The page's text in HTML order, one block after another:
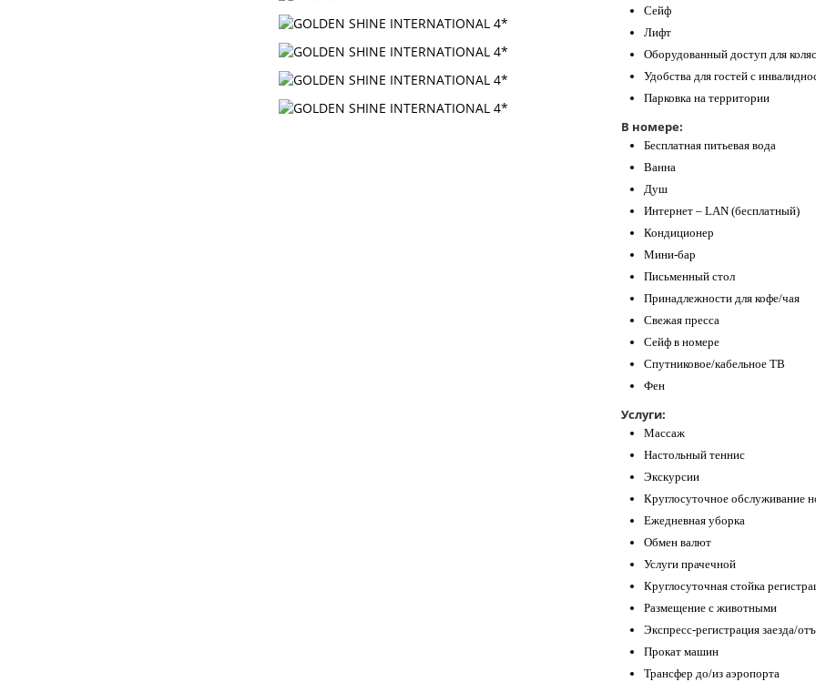
Сейф
Лифт
Оборудованный доступ для
Удобства для гостей с
Парковка на территории
В номере:
Бесплатная питьевая вода
Ванна
Душ
Интернет – LAN (бесплатный)
Кондиционер
Мини-бар
Письменный стол
Принадлежности для кофе/чая
Свежая пресса
Сейф в номере
Спутниковое/кабельное ТВ
Фен
Услуги:
Массаж
Настольный теннис
Экскурсии
Круглосуточное обслуживание
Ежедневная уборка
Обмен валют
Услуги прачечной
Круглосуточная стойка
Размещение с животными
Экспресс-регистрация заезда/
Прокат машин
Трансфер до/из аэропорта